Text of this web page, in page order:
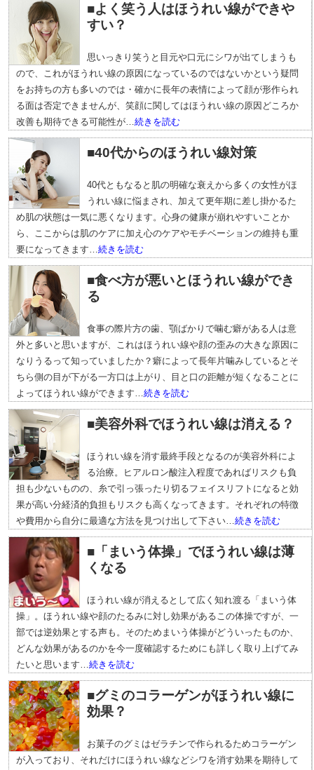
■よく笑う人はほうれい線ができや
すい？
思いっきり笑うと目元や口元にシワが出てしまうも
ので、これがほうれい線の原因になっているのではないかという疑問
をお持ちの方も多いのでは・確かに長年の表情によって顔が形作られ
る面は否定できませんが、笑顔に関してはほうれい線の原因どころか
改善も期待できる可能性が…続きを読む
■40代からのほうれい線対策
40代ともなると肌の明確な衰えから多くの女性がほ
うれい線に悩まされ、加えて更年期に差し掛かるた
め肌の状態は一気に悪くなります。心身の健康が崩れやすいことか
ら、ここからは肌のケアに加え心のケアやモチベーションの維持も重
要になってきます…続きを読む
■食べ方が悪いとほうれい線ができ
る
食事の際片方の歯、顎ばかりで噛む癖がある人は意
外と多いと思いますが、これはほうれい線や顔の歪みの大きな原因に
なりうるって知っていましたか？癖によって長年片噛みしているとそ
ちら側の目が下がる一方口は上がり、目と口の距離が短くなることに
よってほうれい線ができます…続きを読む
■美容外科でほうれい線は消える？
ほうれい線を消す最終手段となるのが美容外科によ
る治療。ヒアルロン酸注入程度であればリスクも負
担も少ないものの、糸で引っ張ったり切るフェイスリフトになると効
果が高い分経済的負担もリスクも高くなってきます。それぞれの特徴
や費用から自分に最適な方法を見つけ出して下さい…続きを読む
■「まいう体操」でほうれい線は薄
くなる
ほうれい線が消えるとして広く知れ渡る「まいう体
操」。ほうれい線や顔のたるみに対し効果があるこの体操ですが、一
部では逆効果とする声も。そのためまいう体操がどういったものか、
どんな効果があるのかを今一度確認するためにも詳しく取り上げてみ
たいと思います…続きを読む
■グミのコラーゲンがほうれい線に
効果？
お菓子のグミはゼラチンで作られるためコラーゲン
が入っており、それだけにほうれい線などシワを消す効果を期待して